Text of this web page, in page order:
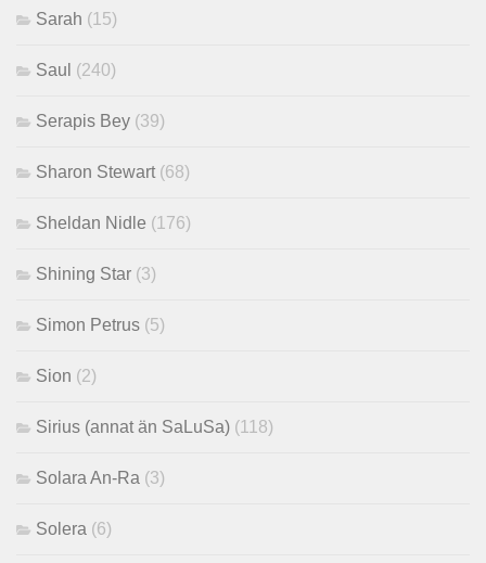
Sarah (15)
Saul (240)
Serapis Bey (39)
Sharon Stewart (68)
Sheldan Nidle (176)
Shining Star (3)
Simon Petrus (5)
Sion (2)
Sirius (annat än SaLuSa) (118)
Solara An-Ra (3)
Solera (6)